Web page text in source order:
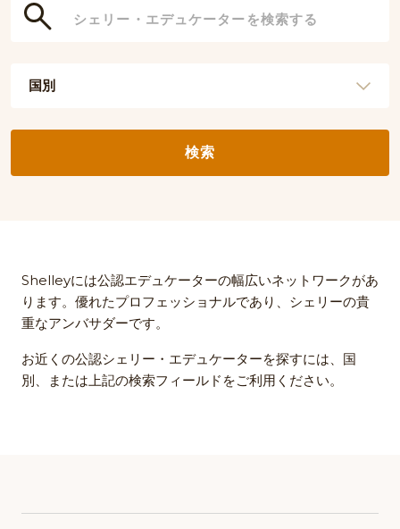
検索
Shelleyには公認エデュケーターの幅広いネットワークがあ
ります。優れたプロフェッショナルであり、シェリーの貴
重なアンバサダーです。
お近くの公認シェリー・エデュケーターを探すには、国
別、または上記の検索フィールドをご利用ください。